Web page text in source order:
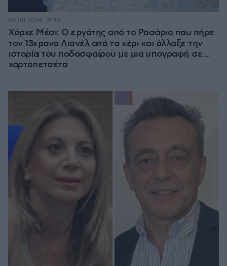
Χόρχε Μέσι: Ο εργάτης από το Ροσάριο που πήρε
τον 13χρονο Λιονέλ από το χέρι και άλλαξε την
ιστορία του ποδοσφαίρου με μια υπογραφή σε...
χαρτοπετσέτα
08.08.2026, 21:43